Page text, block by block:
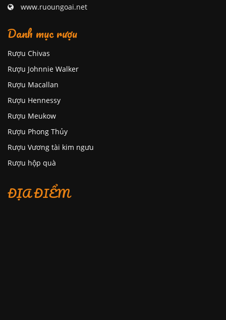
www.ruoungoai.net
Danh mục rượu
Rượu Chivas
Rượu Johnnie Walker
Rượu Macallan
Rượu Hennessy
Rượu Meukow
Rượu Phong Thủy
Rượu Vương tài kim ngưu
Rượu hộp quà
ĐỊA ĐIỂM